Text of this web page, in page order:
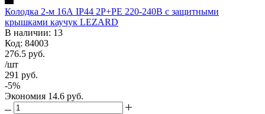
Колодка 2-м 16А IP44 2P+PE 220-240В с защитными
крышками каучук LEZARD
В наличии: 13
Код: 84003
276.5 руб.
/шт
291 руб.
-5%
Экономия 14.6 руб.